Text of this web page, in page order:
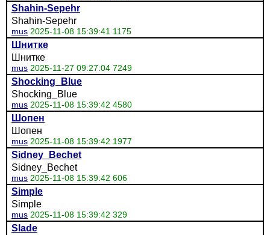
Shahin-Sepehr
Shahin-Sepehr
mus 2025-11-08 15:39:41 1175
Шнитке
Шнитке
mus 2025-11-27 09:27:04 7249
Shocking_Blue
Shocking_Blue
mus 2025-11-08 15:39:42 4580
Шопен
Шопен
mus 2025-11-08 15:39:42 1977
Sidney_Bechet
Sidney_Bechet
mus 2025-11-08 15:39:42 606
Simple
Simple
mus 2025-11-08 15:39:42 329
Slade